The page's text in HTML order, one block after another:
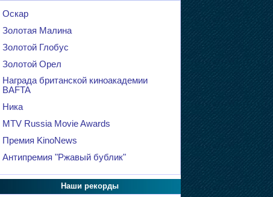
Оскар
Золотая Малина
Золотой Глобус
Золотой Орел
Награда британской киноакадемии
BAFTA
Ника
MTV Russia Movie Awards
Премия KinoNews
Антипремия "Ржавый бублик"
Наши рекорды